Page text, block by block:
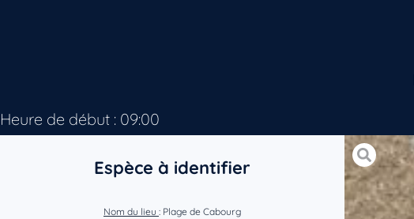
Heure de début : 09:00
Espèce à identifier
Nom du lieu : Plage de Cabourg